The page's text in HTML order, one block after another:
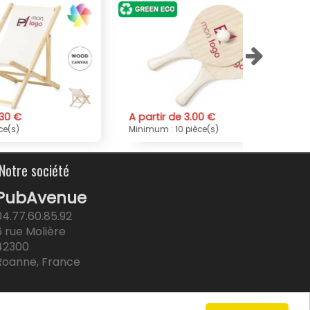
A partir de 3.00 €
Minimum : 10 pièce(s)
Notre société
rue Molière
France